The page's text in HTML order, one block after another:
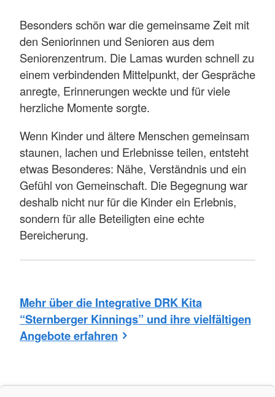
Besonders schön war die gemeinsame Zeit mit
den Seniorinnen und Senioren aus dem
Seniorenzentrum. Die Lamas wurden schnell zu
einem verbindenden Mittelpunkt, der Gespräche
anregte, Erinnerungen weckte und für viele
herzliche Momente sorgte.
Wenn Kinder und ältere Menschen gemeinsam
staunen, lachen und Erlebnisse teilen, entsteht
etwas Besonderes: Nähe, Verständnis und ein
Gefühl von Gemeinschaft. Die Begegnung war
deshalb nicht nur für die Kinder ein Erlebnis,
sondern für alle Beteiligten eine echte
Bereicherung.
Mehr über die Integrative DRK Kita
“Sternberger Kinnings” und ihre vielfältigen
Angebote erfahren